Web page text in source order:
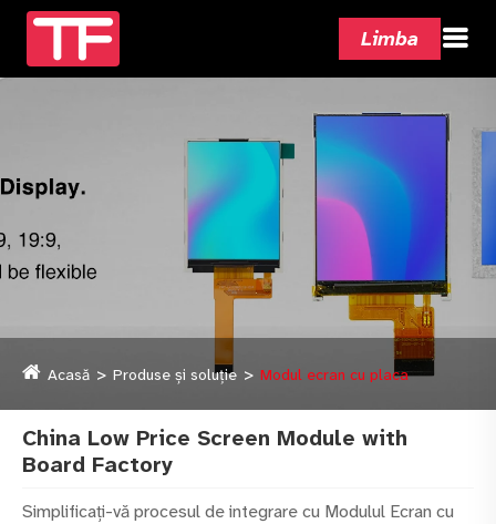
Limba
Acasă Produse și soluție Modul ecran cu placa
China Low Price Screen Module with
Board Factory
Simplificați-vă procesul de integrare cu Modulul Ecran cu